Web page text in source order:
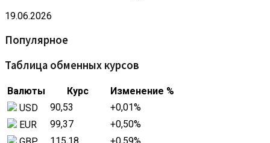
19.06.2026
Популярное
Таблица обменных курсов
Валюты Курс
Изменение %
USD
90,53 +0,01%
EUR
99,37 +0,50%